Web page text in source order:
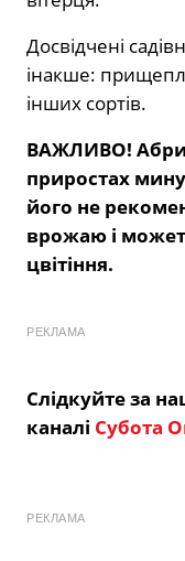
Досвідчені
інакше:
інших сортів.
ВАЖЛИВО!
приростах
його не
врожаю і
цвітіння.
РЕКЛАМА
Слідкуйте за
каналі Субота
РЕКЛАМА